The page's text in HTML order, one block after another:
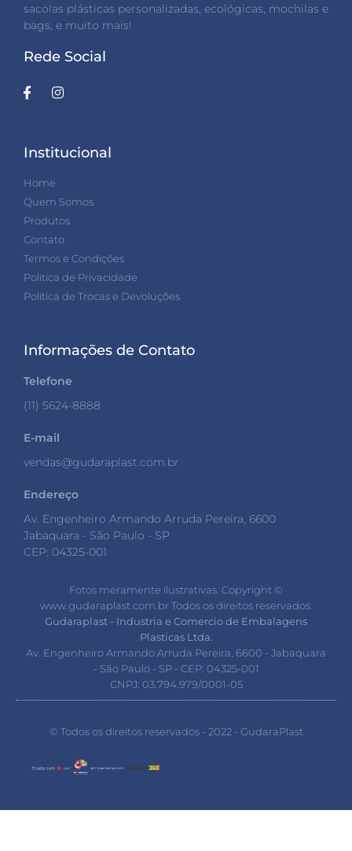
sacolas plásticas personalizadas, ecológicas, mochilas e
bags, e muito mais!
Rede Social
Institucional
Home
Quem Somos
Produtos
Contato
Termos e Condições
Politica de Privacidade
Política de Trocas e Devoluções
Informações de Contato
Telefone
(11) 5624-8888
E-mail
vendas@gudaraplast.com.br
Endereço
Av. Engenheiro Armando Arruda Pereira, 6600
Jabaquara - São Paulo - SP
CEP: 04325-001
Fotos meramente ilustrativas. Copyright ©️
www.gudaraplast.com.br Todos os direitos reservados.
Gudaraplast - Industria e Comercio de Embalagens
Plasticas Ltda.
Av. Engenheiro Armando Arruda Pereira, 6600 - Jabaquara
- São Paulo - SP - CEP: 04325-001
CNPJ: 03.794.979/0001-05
© Todos os direitos reservados - 2022 - GudaraPlast